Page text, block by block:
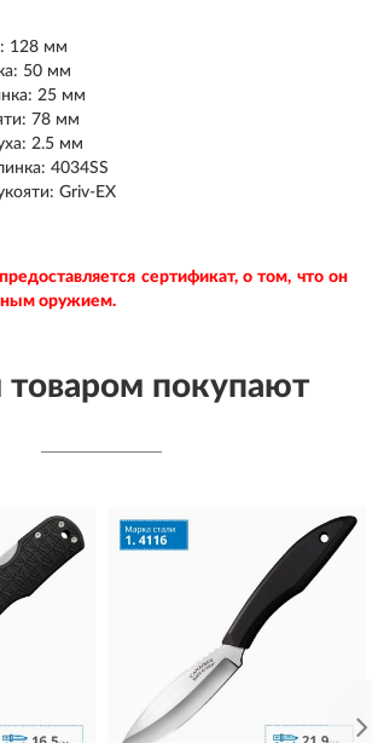
128 мм
50 мм
25 мм
78 мм
2.5 мм
4034SS
Griv-EX
сертификат, о том, что он
оружием.
товаром покупают